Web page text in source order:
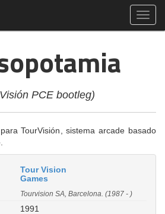
PCE bootleg)
TourVisión, sistema arcade basado
Tour Vision
Games
Tourvision SA, Barcelona. (1987 - )
1991